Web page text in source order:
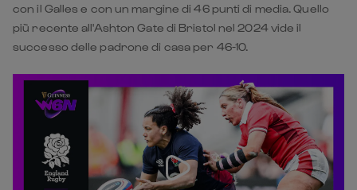
con il Galles e con un margine di 46 punti di media. Quello
più recente all'Ashton Gate di Bristol nel 2024 vide il
successo delle padrone di casa per 46-10.